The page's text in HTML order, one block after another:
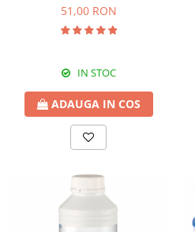
51,00 RON
IN STOC
ADAUGA IN COS